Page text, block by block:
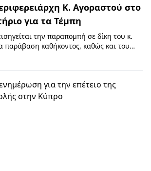
Κ. Αγοραστού στο
για τα Τέμπη
την παραπομπή σε δίκη του κ.
παράβαση καθήκοντος, καθώς και του
Θεσσαλίας Κώστα Αγ...